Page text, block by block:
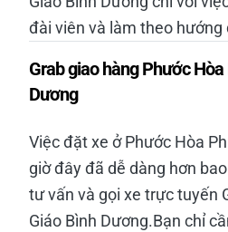
đài viên và làm theo hướng
Grab giao hàng Phước
Dương
Việc đặt xe ở Phước Hòa
giờ đây đã dễ dàng hơn
tư vấn và gọi xe trực tuyến
Giáo Bình Dương.Bạn chỉ